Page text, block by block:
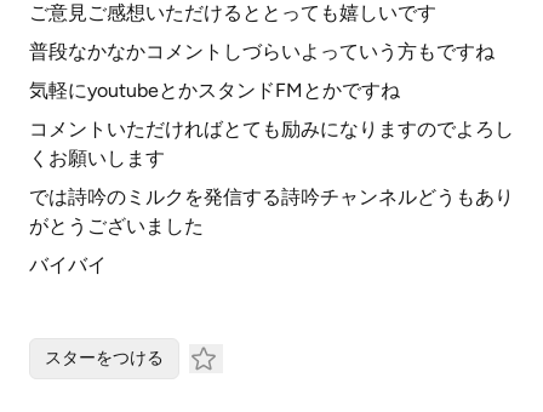
ご意見ご感想いただけるととっても嬉しいです
普段なかなかコメントしづらいよっていう方もですね
気軽にyoutubeとかスタンドFMとかですね
コメントいただければとても励みになりますのでよろし
くお願いします
では詩吟のミルクを発信する詩吟チャンネルどうもあり
がとうございました
バイバイ
スターをつける